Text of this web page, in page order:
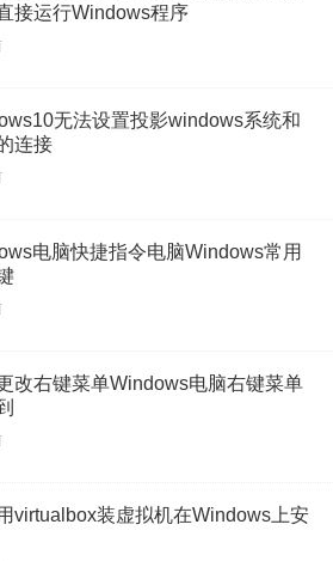
接运行Windows程序
无法设置投影windows系统和
连接
电脑快捷指令电脑Windows常用
改右键菜单Windows电脑右键菜单
virtualbox装虚拟机在Windows上安